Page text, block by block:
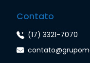
Contato
(17) 3321-7070